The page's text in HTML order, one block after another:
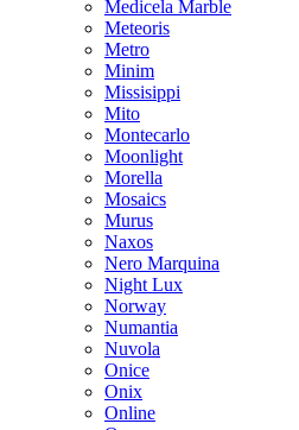
Medicela Marble
Meteoris
Metro
Minim
Missisippi
Mito
Montecarlo
Moonlight
Morella
Mosaics
Murus
Naxos
Nero Marquina
Night Lux
Norway
Numantia
Nuvola
Onice
Onix
Online